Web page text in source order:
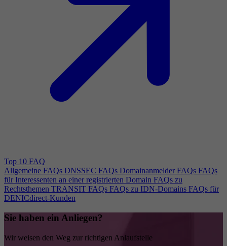
Top 10 FAQ
Allgemeine FAQs DNSSEC FAQs Domainanmelder FAQs FAQs
für Interessenten an einer registrierten Domain FAQs zu
Rechtsthemen TRANSIT FAQs FAQs zu IDN-Domains FAQs für
DENICdirect-Kunden
Sie haben ein Anliegen?
Wir weisen den Weg zur richtigen Anlaufstelle